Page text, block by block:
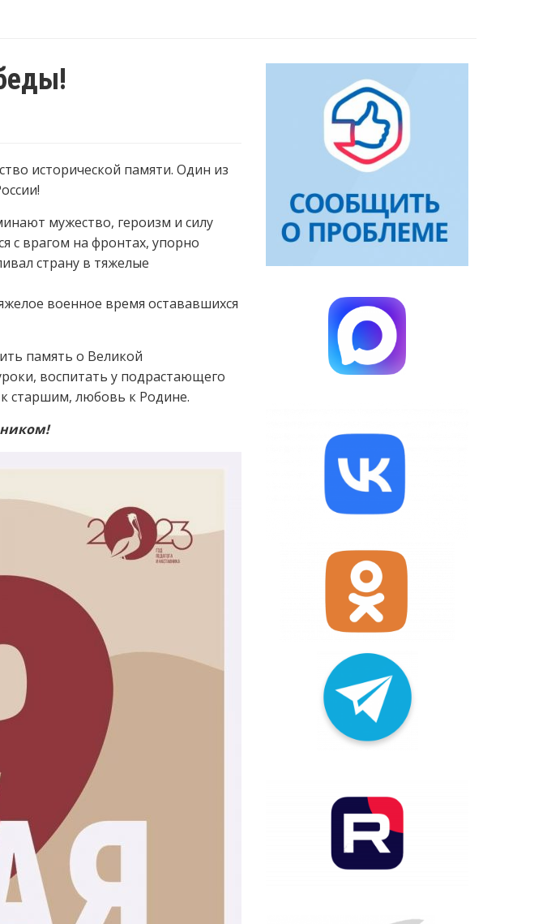
исторической памяти. Один из
мужество, героизм и силу
с врагом на фронтах, упорно
страну в тяжелые
военное время остававшихся
память о Великой
воспитать у подрастающего
старшим, любовь к Родине.